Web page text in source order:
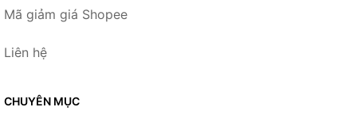
Mã giảm giá Shopee
Liên hệ
CHUYÊN MỤC